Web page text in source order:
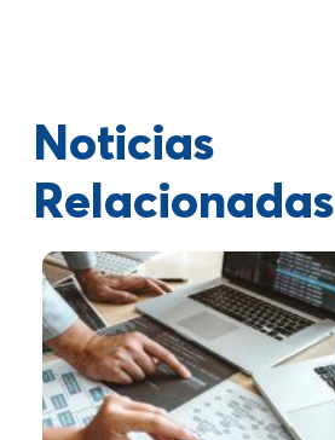
Noticias
Relacionadas